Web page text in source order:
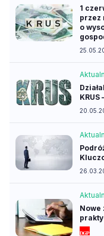
1
przez
o
Nowe